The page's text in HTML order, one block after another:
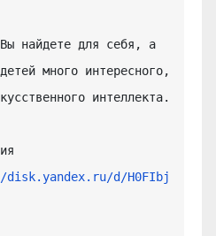
найдете для себя, а
много интересного,
интеллекта.
d/H0FIbj